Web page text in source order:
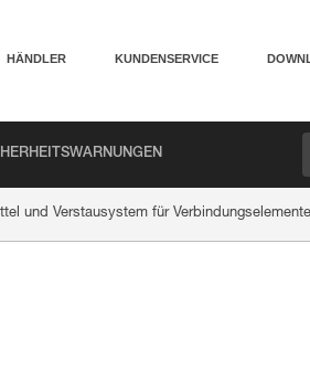
HÄNDLER KUNDENSERVICE
und Verstausystem für